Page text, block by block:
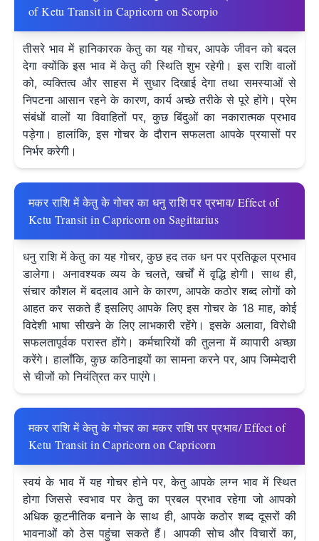
of Ketu Transit in Capricorn on Scorpio
तीसरे भाव में हानिकारक केतु का यह गोचर, आपके जीवन को बदल
देगा क्योंकि इस भाव में केतु की स्थिति शुभ रहेगी। इस राशि वालों
को, व्यक्तित्व और साहस में सुधार दिखाई देगा तथा समस्याओं से
निपटना आसान रहने के कारण, कार्य अच्छे तरीके से पूरे होंगे। प्रेम
संबंधों वालों या विवाहितों पर, कुछ बिंदुओं का नकारात्मक प्रभाव
पड़ेगा। हालांकि, इस गोचर के दौरान सफलता आपके प्रयासों पर
निर्भर करेगी।
मकर राशि में केतु के गोचर का धनु राशि पर प्रभाव/ Effect of
Ketu Transit in Capricorn on Sagittarius
धनु राशि में केतु का यह गोचर, कुछ हद तक धन पर प्रतिकूल प्रभाव
डालेगा। अनावश्यक व्यय के चलते, खर्चों में वृद्धि होगी। साथ ही,
संचार कौशल में बदलाव आने के कारण, आपके कठोर शब्द लोगों को
आहत कर सकते हैं इसलिए आपके लिए इस गोचर के 18 माह, कोई
विदेशी भाषा सीखने के लिए लाभकारी रहेंगे। इसके अलावा, विरोधी
सफलतापूर्वक परास्त होंगे। कर्मचारियों की तुलना में व्यापारी अच्छा
करेंगे। हालाँकि, कुछ कठिनाइयों का सामना करने पर, आप जिम्मेदारी
से चीजों को नियंत्रित कर पाएंगे।
मकर राशि में केतु के गोचर का मकर राशि पर प्रभाव/ Effect of
Ketu Transit in Capricorn on Capricorn
स्वयं के भाव में यह गोचर होने पर, केतु आपके लग्न भाव में स्थित
होगा जिससे स्वभाव पर केतु का प्रबल प्रभाव रहेगा जो आपको
अधिक कूटनीतिक बनाने के साथ ही, आपके कठोर शब्द दूसरों की
भावनाओं को ठेस पहुंचा सकते हैं। आपकी सोच और विचारों का,